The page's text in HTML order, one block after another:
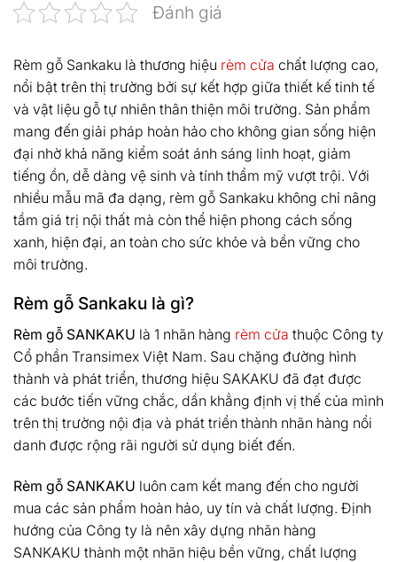
Đánh giá
Rèm gỗ Sankaku là thương hiệu rèm cửa chất lượng cao,
nổi bật trên thị trường bởi sự kết hợp giữa thiết kế tinh tế
và vật liệu gỗ tự nhiên thân thiện môi trường. Sản phẩm
mang đến giải pháp hoàn hảo cho không gian sống hiện
đại nhờ khả năng kiểm soát ánh sáng linh hoạt, giảm
tiếng ồn, dễ dàng vệ sinh và tính thẩm mỹ vượt trội. Với
nhiều mẫu mã đa dạng, rèm gỗ Sankaku không chỉ nâng
tầm giá trị nội thất mà còn thể hiện phong cách sống
xanh, hiện đại, an toàn cho sức khỏe và bền vững cho
môi trường.
Rèm gỗ Sankaku là gì?
Rèm gỗ SANKAKU là 1 nhãn hàng rèm cửa thuộc Công ty
Cổ phần Transimex Việt Nam. Sau chặng đường hình
thành và phát triển, thương hiệu SAKAKU đã đạt được
các bước tiến vững chắc, dần khẳng định vị thế của mình
trên thị trường nội địa và phát triển thành nhãn hàng nổi
danh được rộng rãi người sử dụng biết đến.
Rèm gỗ SANKAKU luôn cam kết mang đến cho người
mua các sản phẩm hoàn hảo, uy tín và chất lượng. Định
hướng của Công ty là nên xây dựng nhãn hàng
SANKAKU thành một nhãn hiệu bền vững, chất lượng